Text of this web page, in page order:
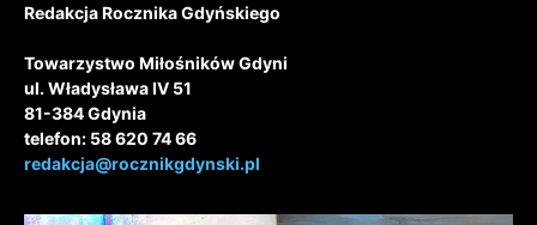
Redakcja Rocznika Gdyńskiego
Towarzystwo Miłośników Gdyni
ul. Władysława IV 51
81-384 Gdynia
telefon: 58 620 74 66
redakcja@rocznikgdynski.pl